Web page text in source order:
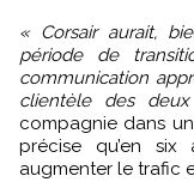
« Corsair aurait,
période de
communication
clientèle des
compagnie dans
précise qu’en
augmenter le trafic